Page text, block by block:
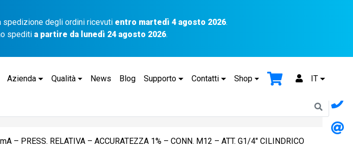
spedizione degli ordini ricevuti entro martedì 4 agosto 2026.
spediti a partire da lunedì 24 agosto 2026.
Azienda Qualità News Blog Supporto Contatti Shop IT
– PRESS. RELATIVA – ACCURATEZZA 1% – CONN. M12 – ATT. G1/4″ CILINDRICO